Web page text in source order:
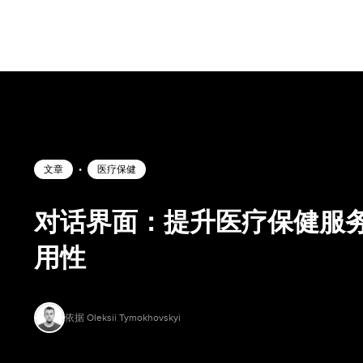
文章 • 医疗保健
对话界面：提升医疗保健服
用性
依据 Oleksii Tymokhovskyi